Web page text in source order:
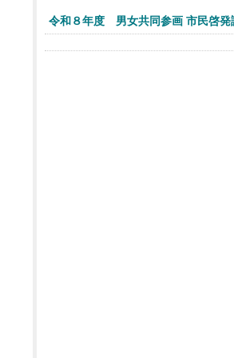
令和８年度 男女共同参画 市民啓発